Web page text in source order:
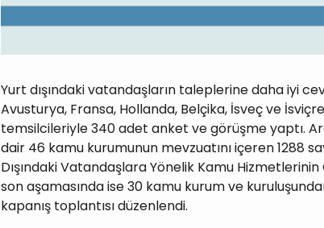
Yurt dışındaki vatandaşların taleplerine daha iyi
Avusturya, Fransa, Hollanda, Belçika, İsveç ve
temsilcileriyle 340 adet anket ve görüşme yaptı.
dair 46 kamu kurumunun mevzuatını içeren 1288
Dışındaki Vatandaşlara Yönelik Kamu
son aşamasında ise 30 kamu kurum ve
kapanış toplantısı düzenlendi.